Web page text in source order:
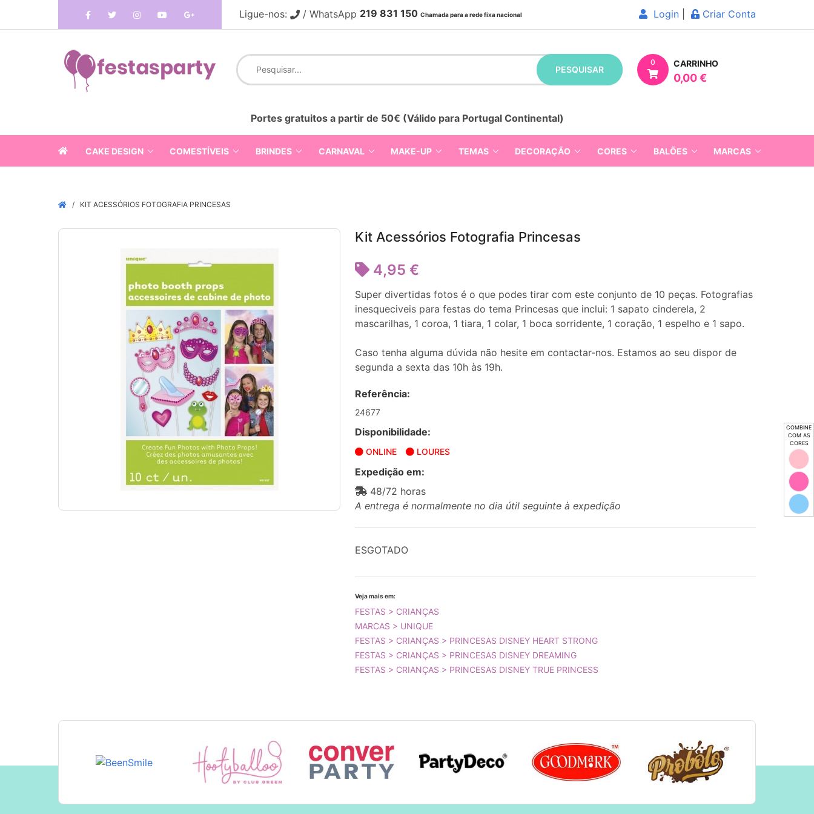
COMBINE
COM AS
CORES
Ligue-nos: / WhatsApp 219 831 150 Chamada para a rede fixa nacional Login Criar Conta
PESQUISAR
0 CARRINHO
0,00 €
Portes gratuitos a partir de 50€ (Válido para Portugal Continental)
CAKE DESIGN COMESTÍVEIS BRINDES CARNAVAL MAKE-UP TEMAS DECORAÇÃO CORES BALÕES MARCAS
KIT ACESSÓRIOS FOTOGRAFIA PRINCESAS
Kit Acessórios Fotografia Princesas
4,95 €
Super divertidas fotos é o que podes tirar com este conjunto de 10 peças. Fotografias
inesqueciveis para festas do tema Princesas que inclui: 1 sapato cinderela, 2
mascarilhas, 1 coroa, 1 tiara, 1 colar, 1 boca sorridente, 1 coração, 1 espelho e 1 sapo.
Caso tenha alguma dúvida não hesite em contactar-nos. Estamos ao seu dispor de
segunda a sexta das 10h às 19h.
Referência:
24677
Disponibilidade:
ONLINE LOURES
Expedição em:
48/72 horas
A entrega é normalmente no dia útil seguinte à expedição
ESGOTADO
Veja mais em:
FESTAS > CRIANÇAS
MARCAS > UNIQUE
FESTAS > CRIANÇAS > PRINCESAS DISNEY HEART STRONG
FESTAS > CRIANÇAS > PRINCESAS DISNEY DREAMING
FESTAS > CRIANÇAS > PRINCESAS DISNEY TRUE PRINCESS